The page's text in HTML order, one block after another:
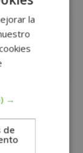
S.L., CIF:
nos facilita con el
relacionado con
que fueran de su
la
→
de